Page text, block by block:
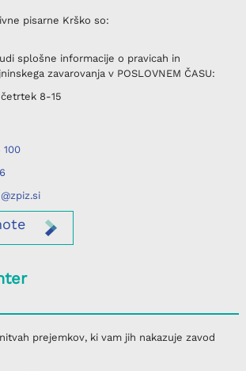
pisarne Krško so:
splošne informacije o pravicah in
zavarovanja v POSLOVNEM ČASU:
8-15
100
prejemkov, ki vam jih nakazuje zavod